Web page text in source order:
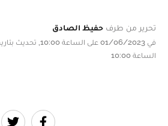
تحرير من طرف حفيظ الصادق
الساعة 10:00